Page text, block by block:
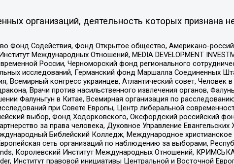
организаций, деятельность которых признана
Фонд Содействия, Фонд Открытое общество, Американо-
Международных Отношений, MEDIA DEVELOPMENT
России, Черноморский фонд регионального
исследований, Германский фонд Маршалла Соединенных
конгресс украинцев, Атлантический совет, Человек
Врачи против насильственного извлечения органов,
Фалуньгун в Китае, Всемирная организация по
при Совете Европы, Центр либеральной
выбор, Фонд Ходорковского, Оксфордский российский
за права человека, Духовное Управление Евангельских
Библейский Колледж, Международное
сеть организаций по наблюдению за выборами,
Королевский Институт Международных Отношений,
Институт правовой инициативы Центральной и Восточной